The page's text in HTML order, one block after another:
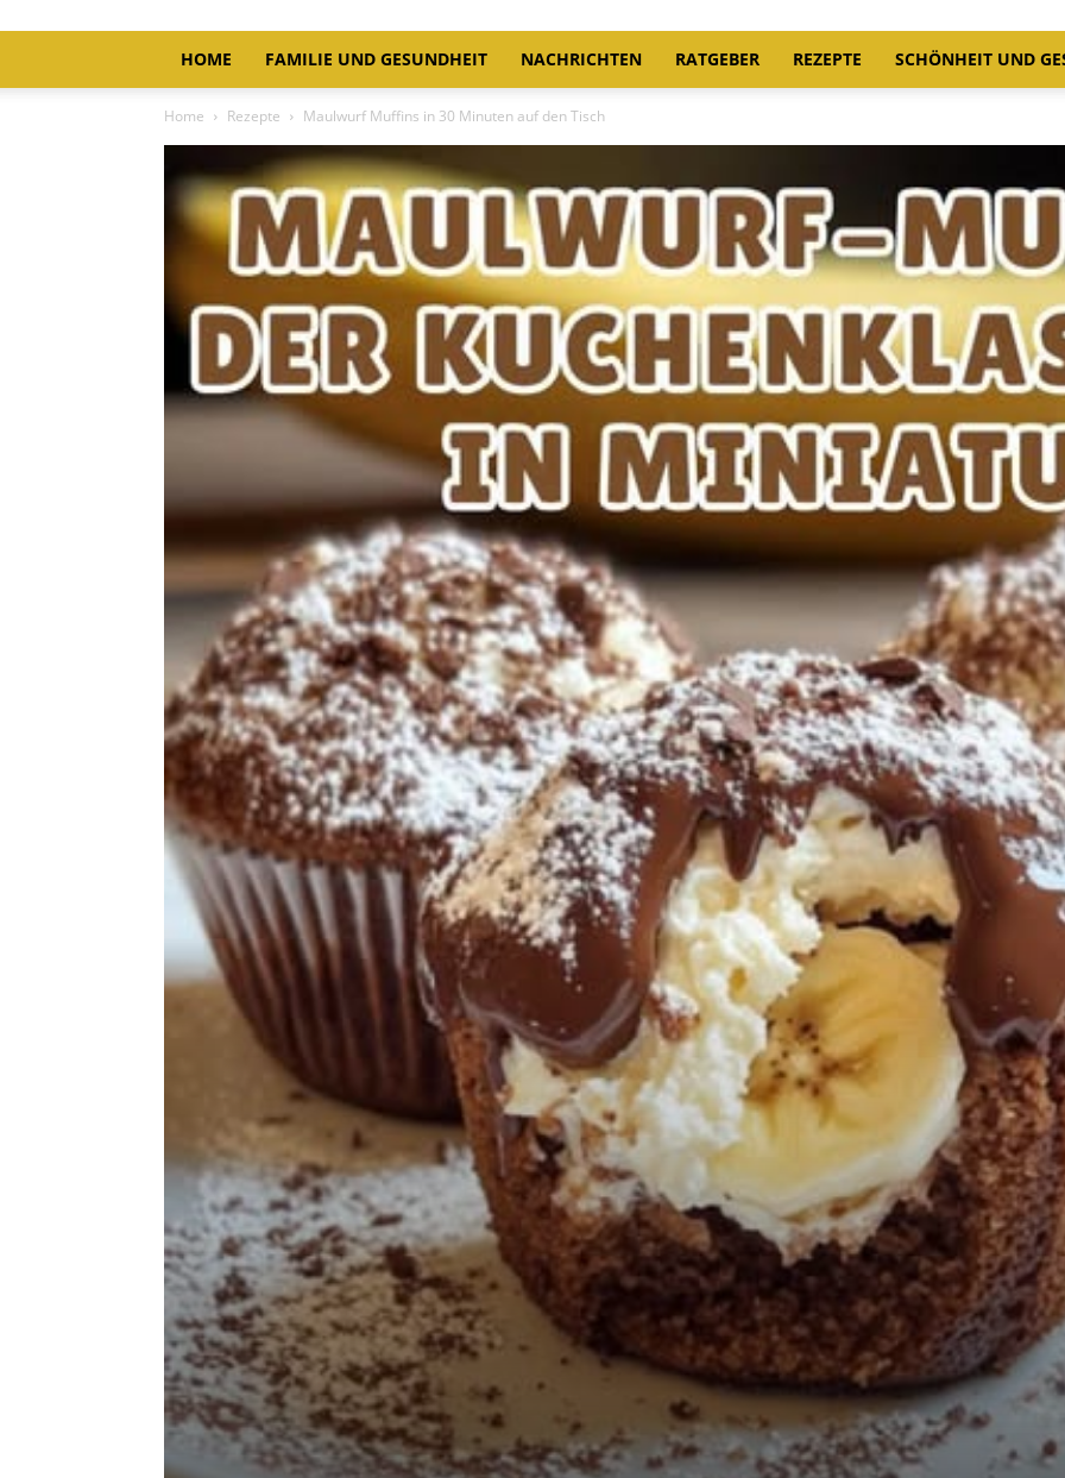
HOME FAMILIE UND GESUNDHEIT NACHRICHTEN RATGEBER REZEPTE SCHÖNHEIT UND
Home Rezepte Maulwurf Muffins in 30 Minuten auf den Tisch